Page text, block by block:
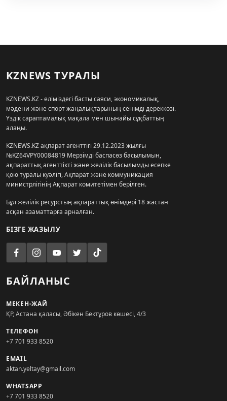
KZNEWS ТУРАЛЫ
KZNEWS.KZ - еліміздегі басты саяси, экономикалық,
мәдени және спорт жаңалықтарының сенімді дереккөзі.
Үздік сараптамалық мақала мен шынайы сұқбаттың
алаңы.
KZNEWS.KZ ақпарат агенттігі 29.12.2023 жылғы
№KZ64VPY00084819 Мерзімді баспасөз басылымын,
ақпараттық агенттікті және желілік басылымды есепке
қою туралы куәлігі, Ақпарат және коммуникация
министрлігінің Ақпарат комитетімен берілген.
Бұл желілік ресурстың ақпараттық өнімдері 18 жастан
асқан азаматтарға арналған.
БІЗГЕ ЖАЗЫЛУ
БАЙЛАНЫС
МЕКЕН-ЖАЙ
ҚР, Астана қаласы, Әбікен Бектұров көшесі, 4/3
ТЕЛЕФОН
+7 701 933 8520
EMAIL
aktan.yeltay@gmail.com
WHATSAPP
+7 701 933 8520